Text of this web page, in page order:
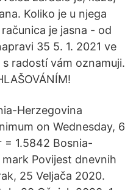
Koliko je u njega
je jasna - od
35 5. 1. 2021 ve
radostí vám oznamuji.
Herzegovina
on Wednesday, 6
= 1.5842 Bosnia-
Povijest dnevnih
25 Veljača 2020.